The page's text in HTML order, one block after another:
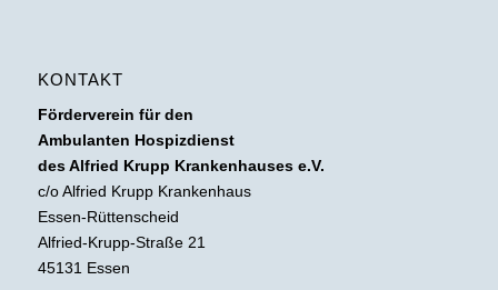
KONTAKT
Förderverein für den
Ambulanten Hospizdienst
des Alfried Krupp Krankenhauses e.V.
c/o Alfried Krupp Krankenhaus
Essen-Rüttenscheid
Alfried-Krupp-Straße 21
45131 Essen